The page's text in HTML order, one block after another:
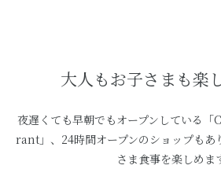
大人もお子さまも楽
夜遅くても早朝でもオープンしている
rant」、24時間オープンのショップもあ
さま食事を楽しめま